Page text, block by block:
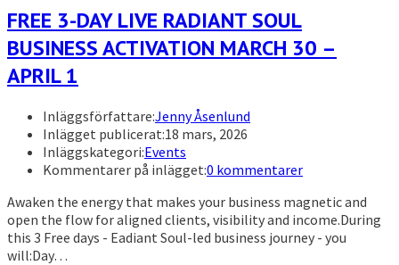
FREE 3-DAY LIVE RADIANT SOUL
BUSINESS ACTIVATION MARCH 30 –
APRIL 1
Inläggsförfattare:Jenny Åsenlund
Inlägget publicerat:18 mars, 2026
Inläggskategori:Events
Kommentarer på inlägget:0 kommentarer
Awaken the energy that makes your business magnetic and
open the flow for aligned clients, visibility and income.During
this 3 Free days - Eadiant Soul-led business journey - you
will:Day…